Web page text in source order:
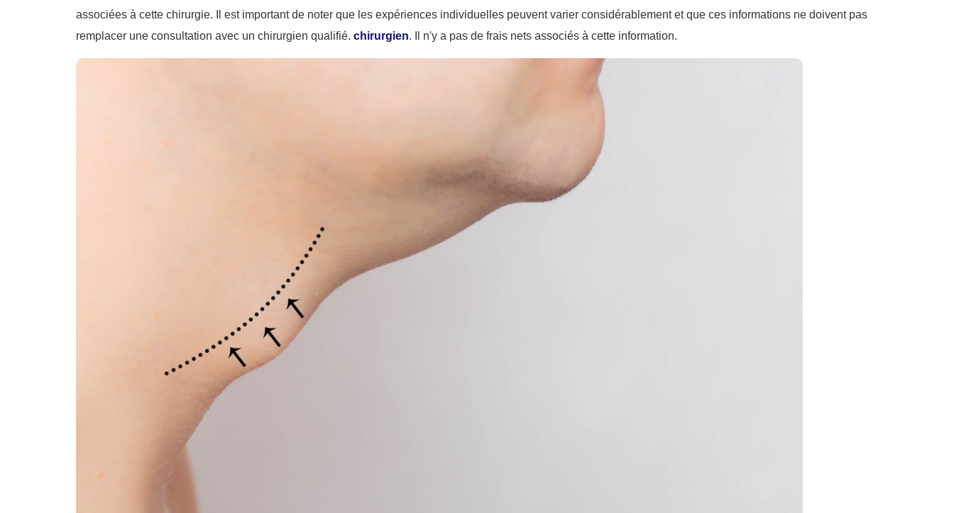
associées à cette chirurgie. Il est important de noter que les expériences individuelles peuvent varier considérablement et que ces informations ne doivent pas
remplacer une consultation avec un chirurgien qualifié. chirurgien. Il n'y a pas de frais nets associés à cette information.